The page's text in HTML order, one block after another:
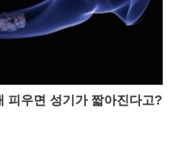
피우면 성기가 짧아진다고?